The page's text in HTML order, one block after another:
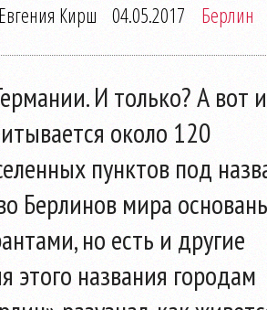
Евгения Кирш 04.05.2017 Берлин
И только? А вот
около 120
пунктов под
Берлинов мира
но есть и другие
этого названия городам